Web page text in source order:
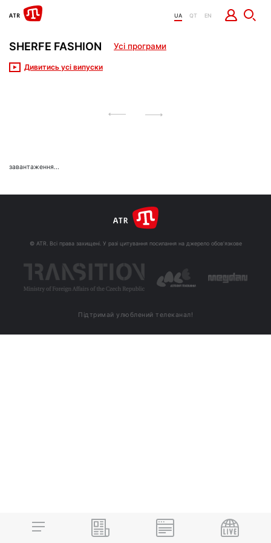
UA QT EN
SHERFE FASHION Усі програми
Дивитись усі випуски
завантаження...
© ATR. Всі права захищені. У разі цитування посилання на джерело обов'язкове
Підтримай улюблений телеканал!